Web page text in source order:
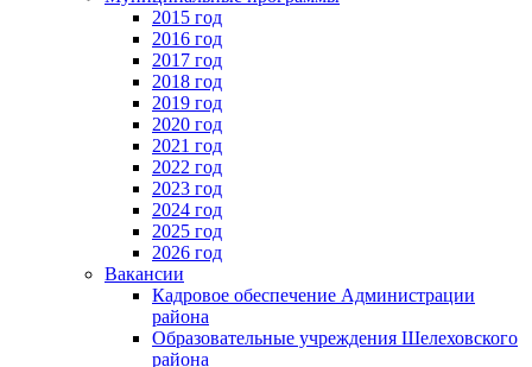
2015 год
2016 год
2017 год
2018 год
2019 год
2020 год
2021 год
2022 год
2023 год
2024 год
2025 год
2026 год
Вакансии
Кадровое обеспечение Администрации
района
Образовательные учреждения Шелеховского
района